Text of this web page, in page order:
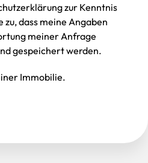
zur Kenntnis
dass meine Angaben
meiner Anfrage
gespeichert werden.
Immobilie.